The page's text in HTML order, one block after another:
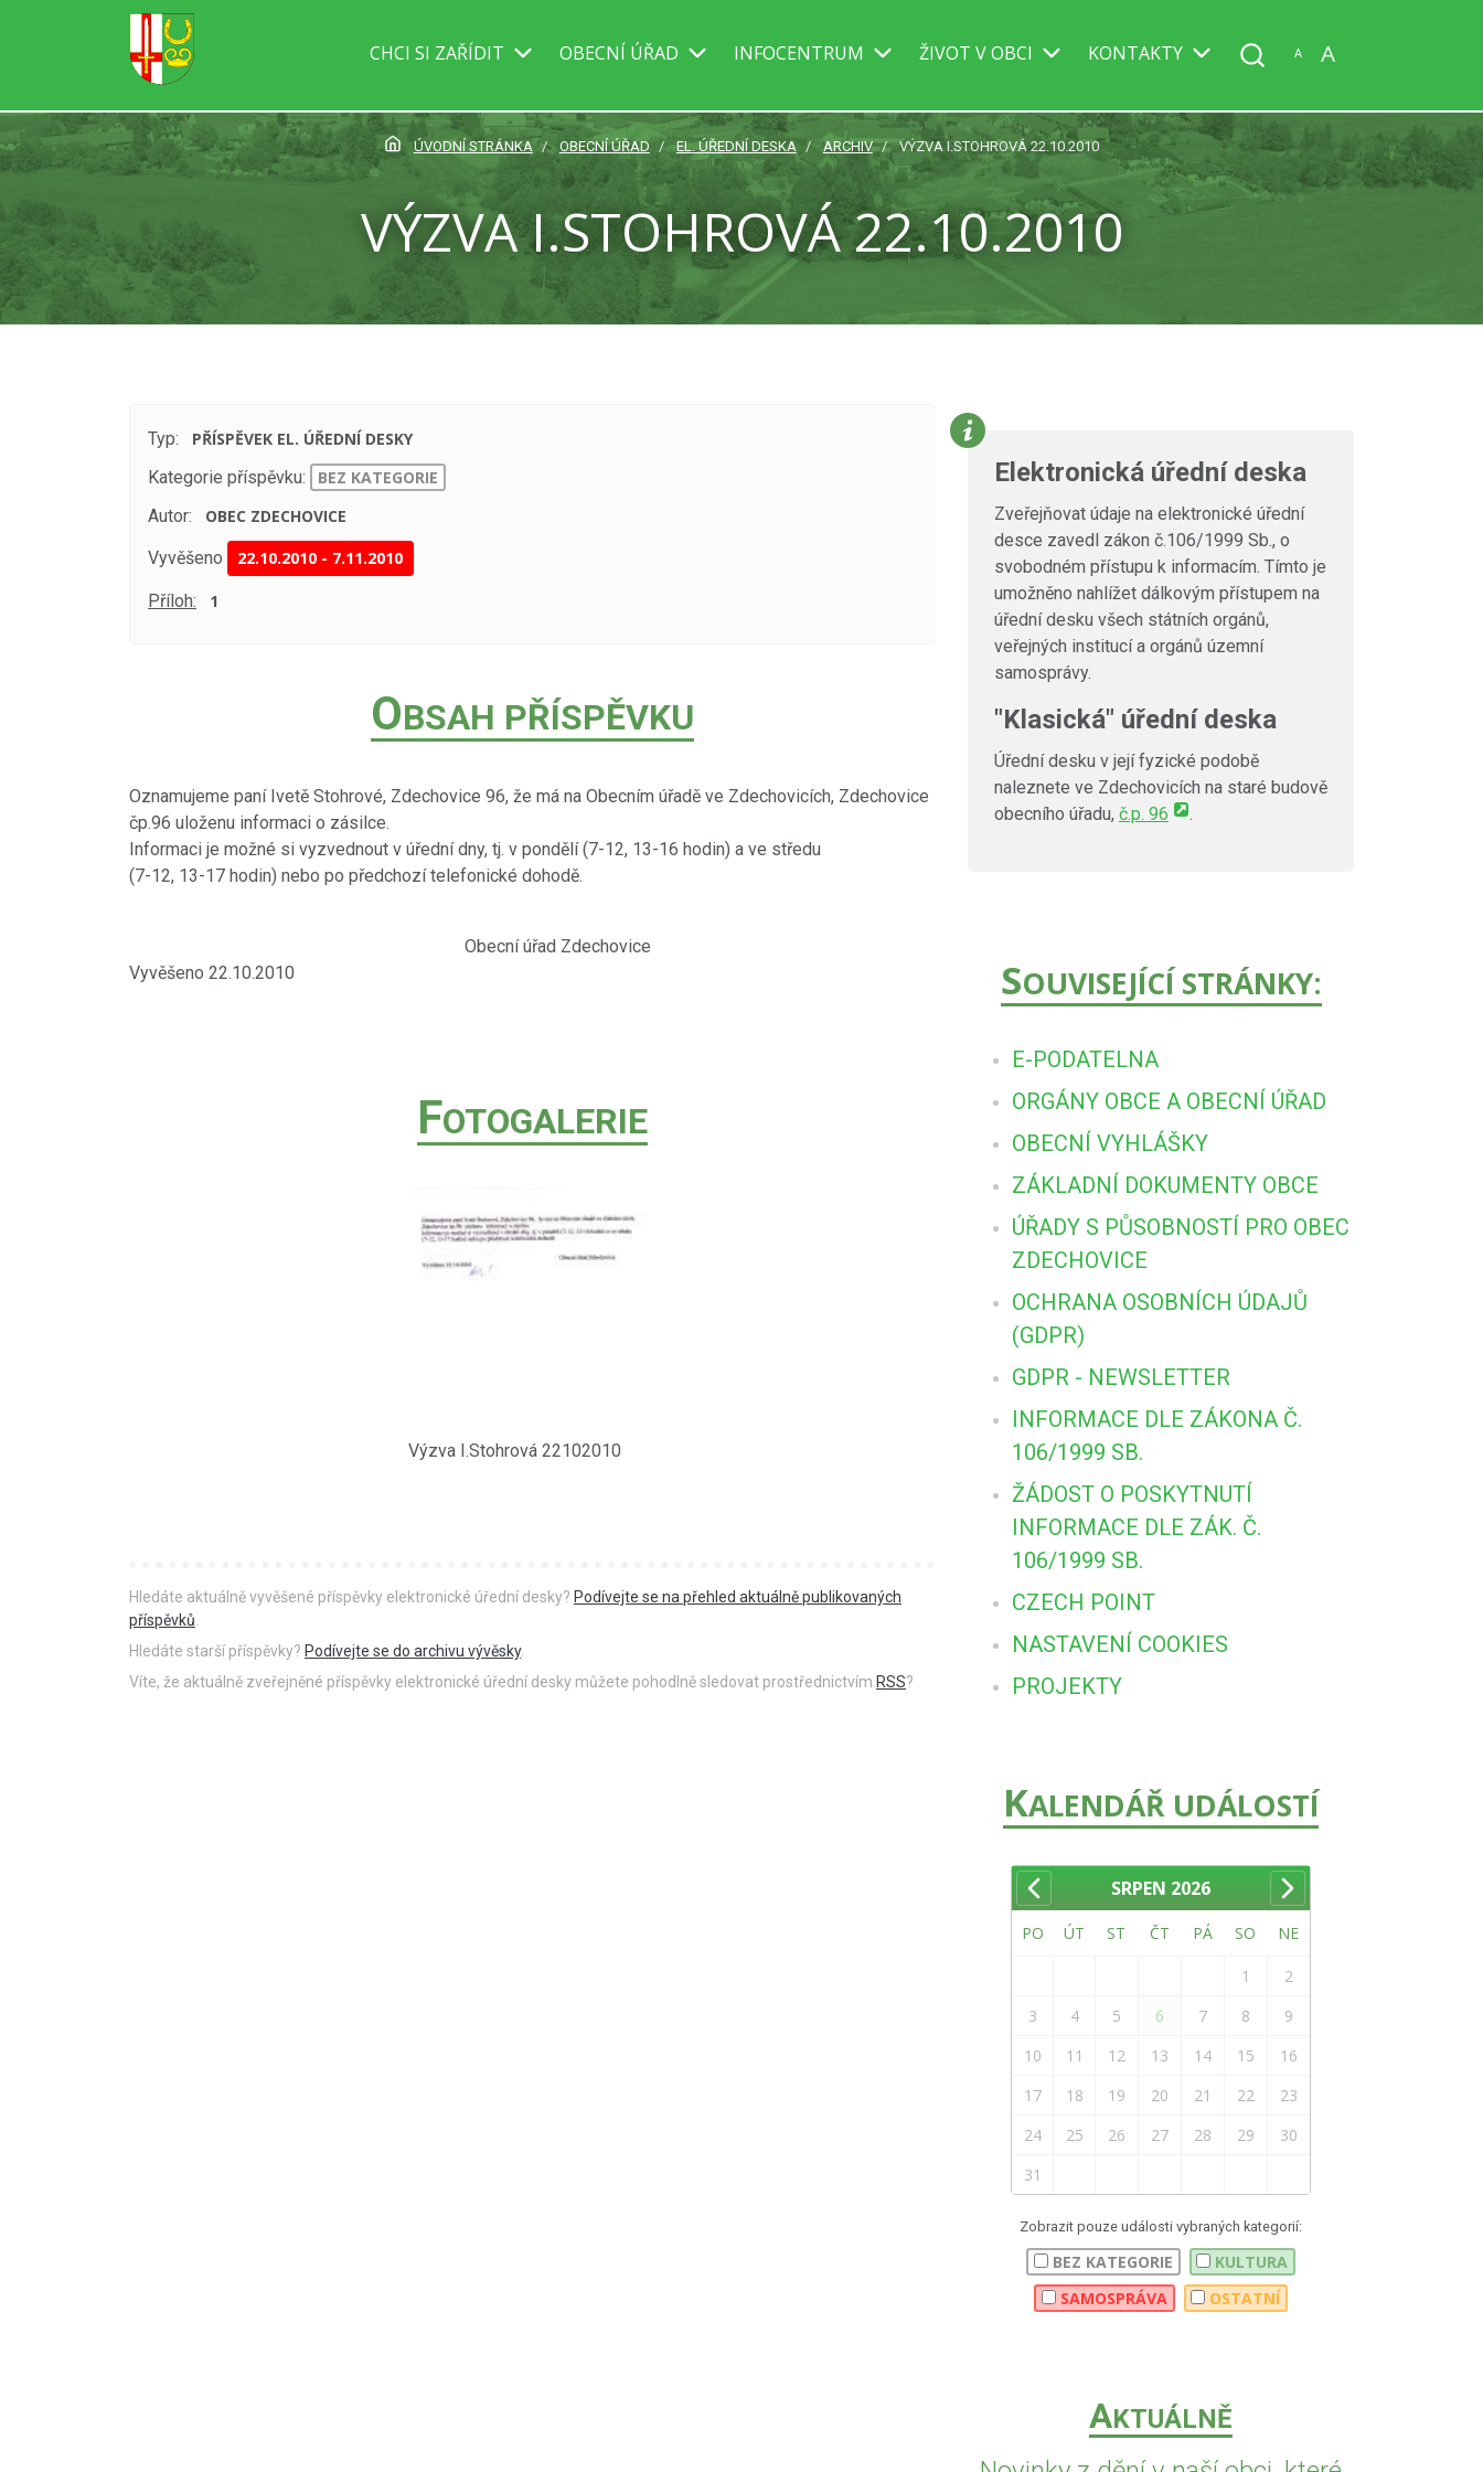
CHCI SI ZAŘÍDIT OBECNÍ ÚŘAD INFOCENTRUM ŽIVOT V OBCI KONTAKTY A A
ÚVODNÍ STRÁNKA OBECNÍ ÚŘAD EL. ÚŘEDNÍ DESKA ARCHIV VÝZVA I.STOHROVÁ 22.10.2010
VÝZVA I.STOHROVÁ 22.10.2010
Typ:
PŘÍSPĚVEK EL. ÚŘEDNÍ DESKY
Kategorie příspěvku:
BEZ KATEGORIE
Autor:
OBEC ZDECHOVICE
Vyvěšeno 22.10.2010 - 7.11.2010
Příloh: 1
OBSAH PŘÍSPĚVKU
Oznamujeme paní Ivetě Stohrové, Zdechovice 96, že má na Obecním úřadě ve Zdechovicích, Zdechovice
čp.96 uloženu informaci o zásilce.
Informaci je možné si vyzvednout v úřední dny, tj. v pondělí (7-12, 13-16 hodin) a ve středu
(7-12, 13-17 hodin) nebo po předchozí telefonické dohodě.
Obecní úřad Zdechovice
Vyvěšeno 22.10.2010
FOTOGALERIE
Výzva I.Stohrová 22102010
Hledáte aktuálně vyvěšené příspěvky elektronické úřední desky? Podívejte se na přehled aktuálně publikovaných
příspěvků.
Hledáte starší příspěvky? Podívejte se do archivu vývěsky.
Víte, že aktuálně zveřejněné příspěvky elektronické úřední desky můžete pohodlně sledovat prostřednictvím RSS?
Elektronická úřední deska
Zveřejňovat údaje na elektronické úřední
desce zavedl zákon č.106/1999 Sb., o
svobodném přístupu k informacím. Tímto je
umožněno nahlížet dálkovým přístupem na
úřední desku všech státních orgánů,
veřejných institucí a orgánů územní
samosprávy.
"Klasická" úřední deska
Úřední desku v její fyzické podobě
naleznete ve Zdechovicích na staré budově
obecního úřadu, č.p. 96 .
SOUVISEJÍCÍ STRÁNKY:
E-PODATELNA
ORGÁNY OBCE A OBECNÍ ÚŘAD
OBECNÍ VYHLÁŠKY
ZÁKLADNÍ DOKUMENTY OBCE
ÚŘADY S PŮSOBNOSTÍ PRO OBEC
ZDECHOVICE
OCHRANA OSOBNÍCH ÚDAJŮ
(GDPR)
GDPR - NEWSLETTER
INFORMACE DLE ZÁKONA Č.
106/1999 SB.
ŽÁDOST O POSKYTNUTÍ
INFORMACE DLE ZÁK. Č.
106/1999 SB.
CZECH POINT
NASTAVENÍ COOKIES
PROJEKTY
KALENDÁŘ UDÁLOSTÍ
SRPEN 2026
PO ÚT ST ČT PÁ SO NE
1
2
3
4 5 6 7 8
9
10
11 12 13 14 15
16
17
18 19 20 21 22
23
24
25 26 27 28 29
30
31
Zobrazit pouze události vybraných kategorií:
BEZ KATEGORIE
KULTURA
SAMOSPRÁVA
OSTATNÍ
AKTUÁLNĚ